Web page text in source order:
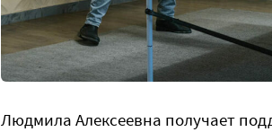
Людмила Алексеевна получает